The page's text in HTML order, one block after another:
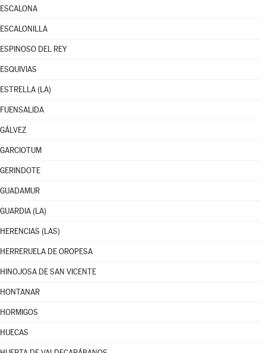
ESCALONA
ESCALONILLA
ESPINOSO DEL REY
ESQUIVIAS
ESTRELLA (LA)
FUENSALIDA
GÁLVEZ
GARCIOTUM
GERINDOTE
GUADAMUR
GUARDIA (LA)
HERENCIAS (LAS)
HERRERUELA DE OROPESA
HINOJOSA DE SAN VICENTE
HONTANAR
HORMIGOS
HUECAS